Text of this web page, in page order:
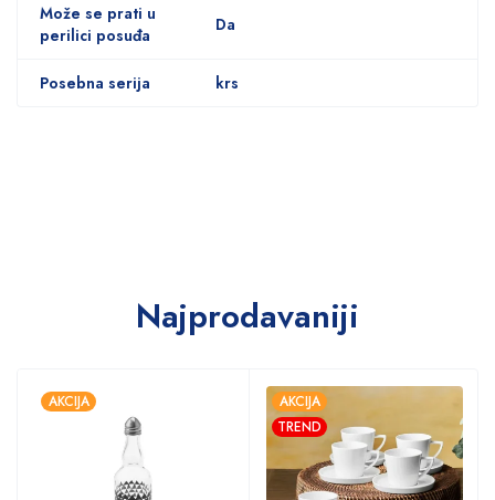
Može se prati u
perilici posuđa
Da
Posebna serija krs
Najprodavaniji
AKCIJA
AKCIJA
TREND